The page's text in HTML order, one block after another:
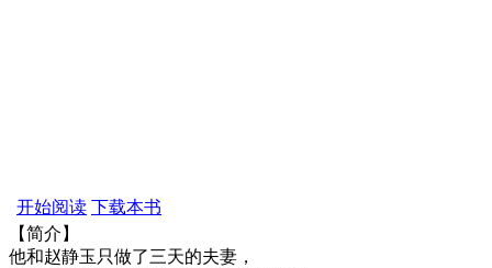
开始阅读 下载本书
【简介】
他和赵静玉只做了三天的夫妻，